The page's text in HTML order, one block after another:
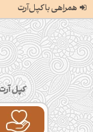
همراهی با کپل‌آرت